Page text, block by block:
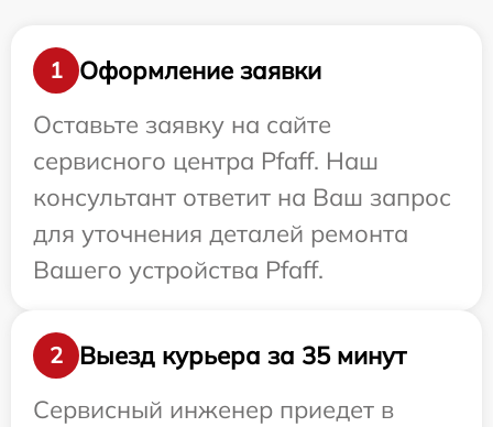
1
Оформление заявки
Оставьте заявку на сайте
сервисного центра Pfaff. Наш
консультант ответит на Ваш запрос
для уточнения деталей ремонта
Вашего устройства Pfaff.
2
Выезд курьера за 35 минут
Сервисный инженер приедет в